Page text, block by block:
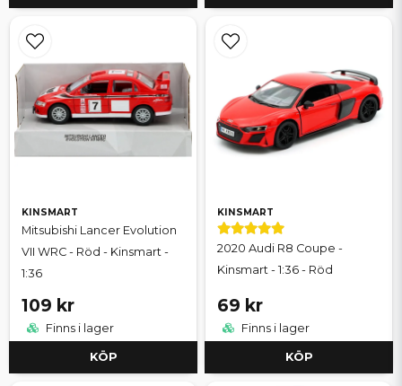
KINSMART
Mitsubishi Lancer Evolution
VII WRC - Röd - Kinsmart -
1:36
109 kr
Finns i lager
KÖP
KINSMART
2020 Audi R8 Coupe -
Kinsmart - 1:36 - Röd
69 kr
Finns i lager
KÖP